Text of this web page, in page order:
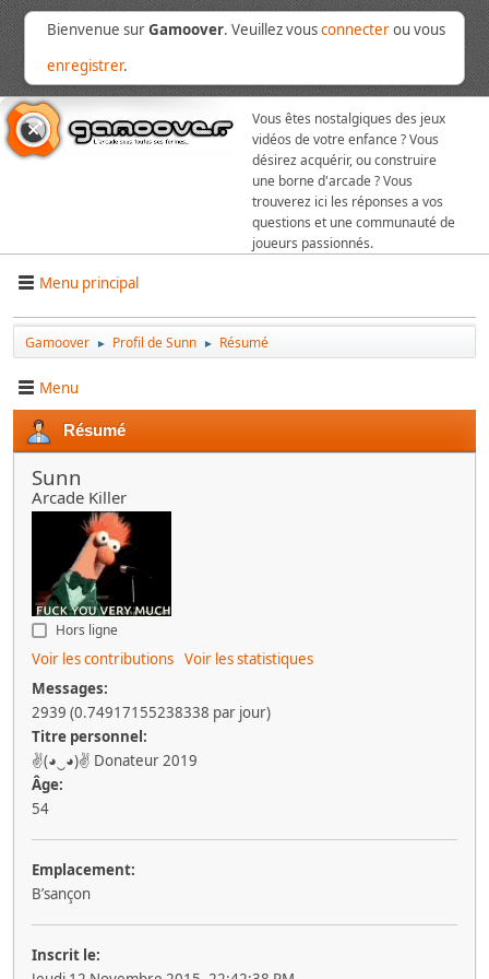
Bienvenue surGamoover. Veuillez vousconnecterou vous
enregistrer.
Vous êtes nostalgiques des jeux
vidéos de votre enfance ? Vous
désirez acquérir, ou construire
une borne d'arcade ? Vous
trouverez ici les réponses a vos
questions et une communauté de
joueurs passionnés.
Menu principal
Gamoover ► Profil de Sunn ► Résumé
Menu
Résumé
Sunn
Arcade Killer
Hors ligne
Voir les contributions Voir les statistiques
Messages:
2939 (0.74917155238338 par jour)
Titre personnel:
✌(◕‿◕)✌ Donateur 2019
Âge:
54
Emplacement:
B’sançon
Inscrit le: